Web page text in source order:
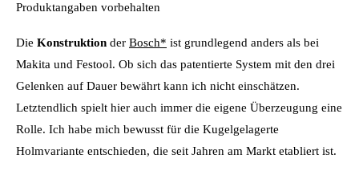
Produktangaben vorbehalten
Die Konstruktion der Bosch* ist grundlegend anders als bei
Makita und Festool. Ob sich das patentierte System mit den drei
Gelenken auf Dauer bewährt kann ich nicht einschätzen.
Letztendlich spielt hier auch immer die eigene Überzeugung eine
Rolle. Ich habe mich bewusst für die Kugelgelagerte
Holmvariante entschieden, die seit Jahren am Markt etabliert ist.